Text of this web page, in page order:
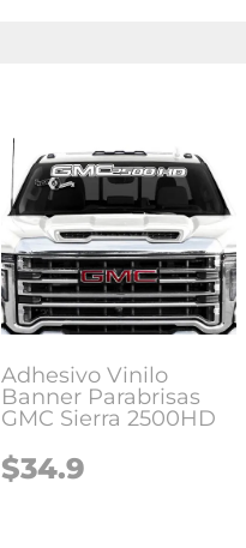
Adhesivo Vinilo
Banner Parabrisas
GMC Sierra 2500HD
$34.9